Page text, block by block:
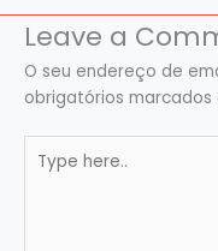
Leave a
O seu endereço de
obrigatórios marcados
here..